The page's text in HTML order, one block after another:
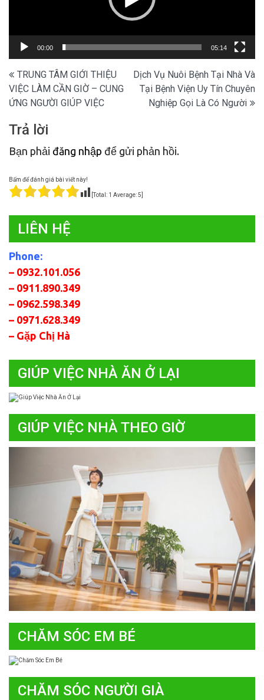
00:00 05:14
Điều
hướng
viết
TRUNG TÂM GIỚI THIỆU
VIỆC LÀM CẦN GIỜ – CUNG
ỨNG NGƯỜI GIÚP VIỆC
Dịch Vụ Nuôi Bệnh Tại Nhà Và
Tại Bệnh Viện Uy Tín Chuyên
Nghiệp Gọi Là Có Người
Trả lời
Bạn phải đăng nhập để gửi phản hồi.
Bấm để đánh giá bài viết này!
[Total: 1 Average:5
LIÊN HỆ
Phone:
– 0932.101.056
– 0911.890.349
– 0962.598.349
– 0971.628.349
– Gặp Chị Hà
GIÚP VIỆC NHÀ ĂN Ở LẠI
GIÚP VIỆC NHÀ THEO GIỜ
CHĂM SÓC EM BÉ
CHĂM SÓC NGƯỜI GIÀ